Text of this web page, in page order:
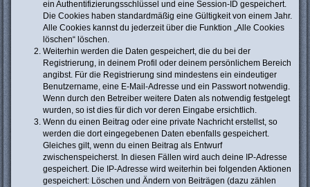
ein Authentifizierungsschlüssel und eine Session-ID gespeichert.
Die Cookies haben standardmäßig eine Gültigkeit von einem Jahr.
Alle Cookies kannst du jederzeit über die Funktion „Alle Cookies
löschen“ löschen.
Weiterhin werden die Daten gespeichert, die du bei der
Registrierung, in deinem Profil oder deinem persönlichem Bereich
angibst. Für die Registrierung sind mindestens ein eindeutiger
Benutzername, eine E-Mail-Adresse und ein Passwort notwendig.
Wenn durch den Betreiber weitere Daten als notwendig festgelegt
wurden, so ist dies für dich vor deren Eingabe ersichtlich.
Wenn du einen Beitrag oder eine private Nachricht erstellst, so
werden die dort eingegebenen Daten ebenfalls gespeichert.
Gleiches gilt, wenn du einen Beitrag als Entwurf
zwischenspeicherst. In diesen Fällen wird auch deine IP-Adresse
gespeichert. Die IP-Adresse wird weiterhin bei folgenden Aktionen
gespeichert: Löschen und Ändern von Beiträgen (dazu zählen